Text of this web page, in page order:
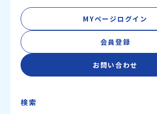
MYページログイン
会員登録
お問い合わせ
検索